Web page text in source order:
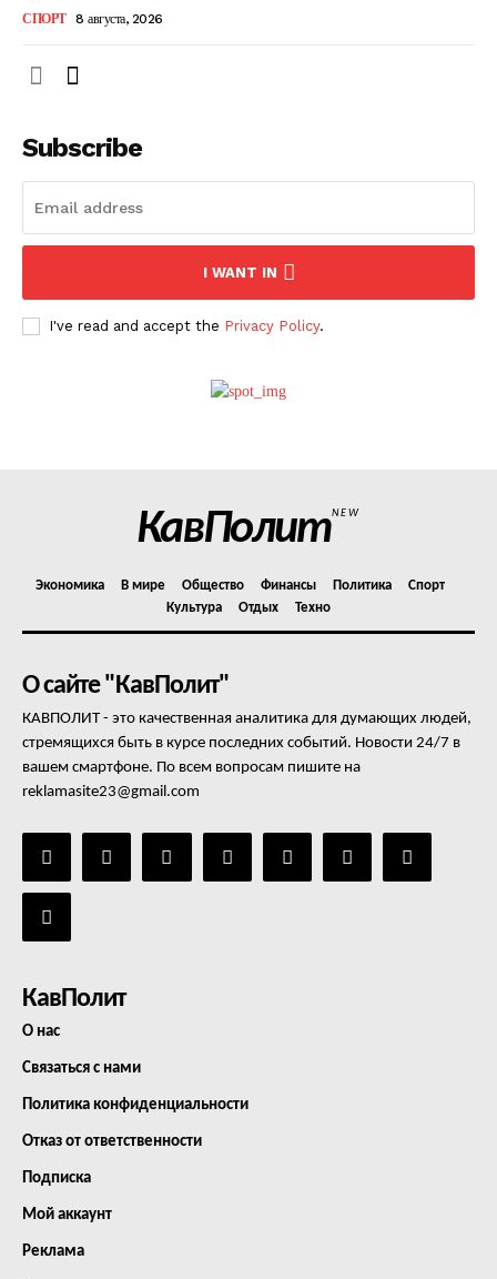
Контакты
СПОРТ 8 августа, 2026
Subscribe
I WANT IN
I've read and accept the Privacy Policy.
КавПолитNEW
Экономика В мире Общество Финансы Политика
Спорт
Культура
Отдых Техно
О сайте "КавПолит"
КАВПОЛИТ - это качественная аналитика для думающих людей,
стремящихся быть в курсе последних событий. Новости 24/7 в
вашем смартфоне. По всем вопросам пишите на
reklamasite23@gmail.com
КавПолит
О нас
Связаться с нами
Политика конфиденциальности
Отказ от ответственности
Подписка
Мой аккаунт
Реклама